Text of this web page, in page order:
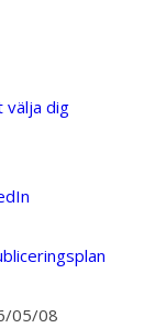
välja dig
05/08